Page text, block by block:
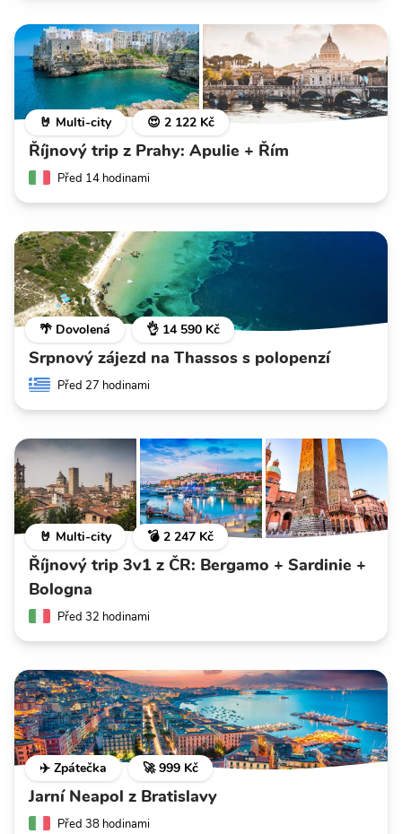
🤘 Multi-city 😍 2 122 Kč
Říjnový trip z Prahy: Apulie + Řím
Před 14 hodinami
🌴 Dovolená 👌 14 590 Kč
Srpnový zájezd na Thassos s polopenzí
Před 27 hodinami
🤘 Multi-city 💣 2 247 Kč
Říjnový trip 3v1 z ČR: Bergamo + Sardinie +
Bologna
Před 32 hodinami
✈️ Zpátečka 🚀 999 Kč
Jarní Neapol z Bratislavy
Před 38 hodinami